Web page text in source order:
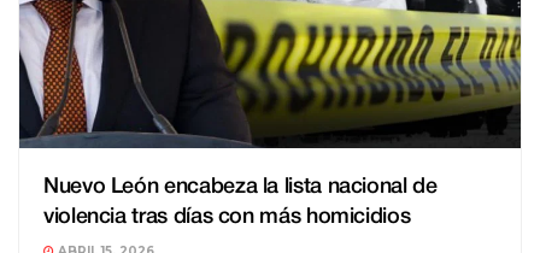
Nuevo León encabeza la lista nacional de
violencia tras días con más homicidios